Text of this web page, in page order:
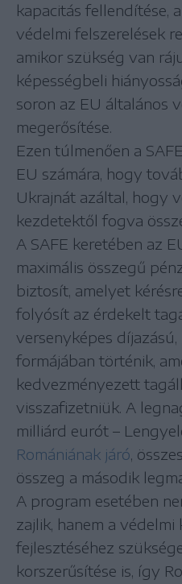
kapacitás fellendítése,
védelmi felszerelések
amikor szükség van
képességbeli
soron az EU általános
megerősítése.
Ezen túlmenően a
EU számára, hogy
Ukrajnát azáltal, hogy
kezdetektől fogva
A SAFE keretében az
maximális összegű
biztosít, amelyet
folyósít az érdekelt
versenyképes
formájában történik,
kedvezményezett
visszafizetniük. A
milliárd eurót –
Romániának járó,
összeg a második
A program esetében
zajlik, hanem a védelmi
fejlesztéséhez
korszerűsítése is, így